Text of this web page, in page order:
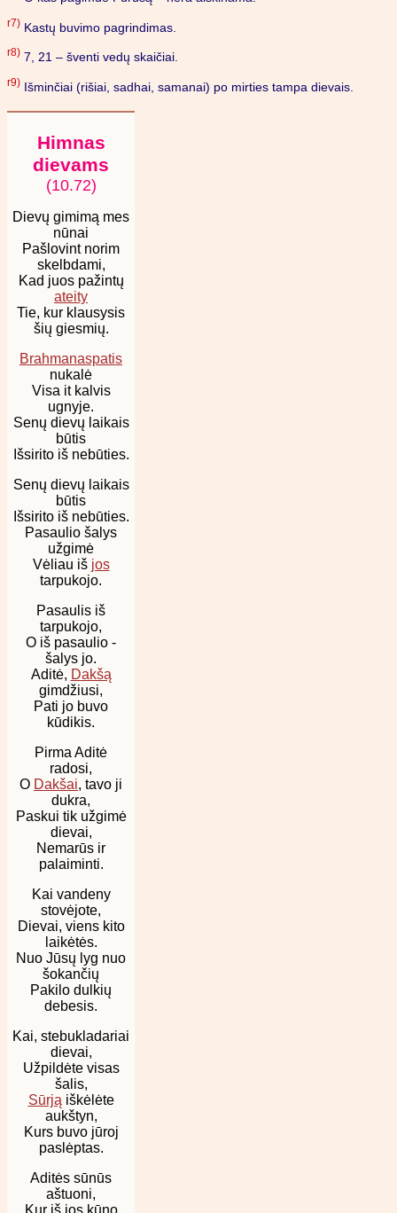
r7) Kastų buvimo pagrindimas.
r8) 7, 21 – šventi vedų skaičiai.
r9) Išminčiai (rišiai, sadhai, samanai) po mirties tampa dievais.
Himnas
dievams
(10.72)
Dievų gimimą mes
nūnai
Pašlovint norim
skelbdami,
Kad juos pažintų
ateity
Tie, kur klausysis
šių giesmių.
Brahmanaspatis
nukalė
Visa it kalvis
ugnyje.
Senų dievų laikais
būtis
Išsirito iš nebūties.
Senų dievų laikais
būtis
Išsirito iš nebūties.
Pasaulio šalys
užgimė
Vėliau iš jos
tarpukojo.
Pasaulis iš
tarpukojo,
O iš pasaulio -
šalys jo.
Aditė, Dakšą
gimdžiusi,
Pati jo buvo
kūdikis.
Pirma Aditė
radosi,
O Dakšai, tavo ji
dukra,
Paskui tik užgimė
dievai,
Nemarūs ir
palaiminti.
Kai vandeny
stovėjote,
Dievai, viens kito
laikėtės.
Nuo Jūsų lyg nuo
šokančių
Pakilo dulkių
debesis.
Kai, stebukladariai
dievai,
Užpildėte visas
šalis,
Sūrją iškėlėte
aukštyn,
Kurs buvo jūroj
paslėptas.
Aditės sūnūs
aštuoni,
Kur iš jos kūno